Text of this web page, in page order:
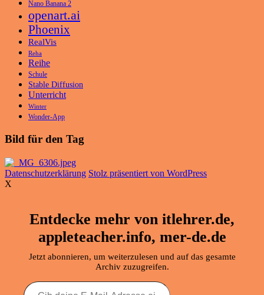
Nano Banana 2
openart.ai
Phoenix
RealVis
Reha
Reihe
Schule
Stable Diffusion
Unterricht
Winter
Wonder-App
Bild für den Tag
Datenschutzerklärung Stolz präsentiert von WordPress
X
Entdecke mehr von itlehrer.de,
appleteacher.info, mer-de.de
Jetzt abonnieren, um weiterzulesen und auf das gesamte
Archiv zuzugreifen.
Gib